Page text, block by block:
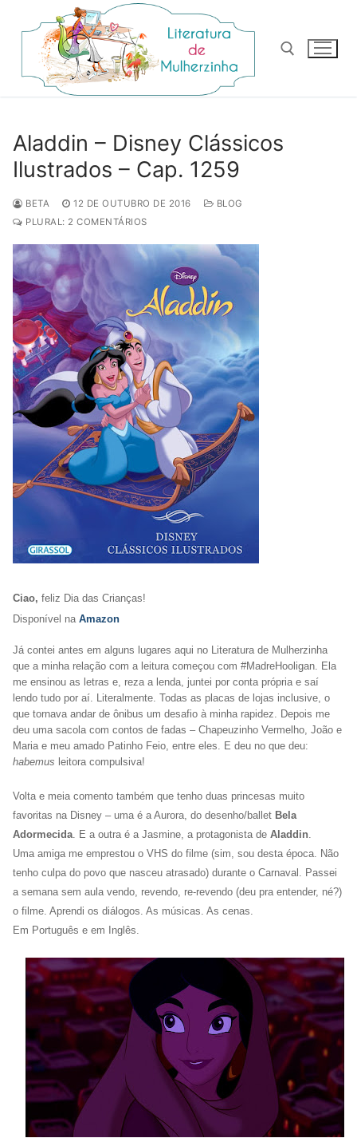
para
conteúdo
Aladdin – Disney Clássicos
Ilustrados – Cap. 1259
BETA 12 DE OUTUBRO DE 2016
BLOG
PLURAL: 2 COMENTÁRIOS
Ciao, feliz Dia das Crianças!
Disponível na Amazon
Já contei antes em alguns lugares aqui no Literatura de Mulherzinha
que a minha relação com a leitura começou com #MadreHooligan. Ela
me ensinou as letras e, reza a lenda, juntei por conta própria e saí
lendo tudo por aí. Literalmente. Todas as placas de lojas inclusive, o
que tornava andar de ônibus um desafio à minha rapidez. Depois me
deu uma sacola com contos de fadas – Chapeuzinho Vermelho, João e
Maria e meu amado Patinho Feio, entre eles. E deu no que deu:
habemus leitora compulsiva!
Volta e meia comento também que tenho duas princesas muito
favoritas na Disney – uma é a Aurora, do desenho/ballet Bela
Adormecida . E a outra é a Jasmine, a protagonista de Aladdin
Uma amiga me emprestou o VHS do filme (sim, sou desta época. Não
tenho culpa do povo que nasceu atrasado) durante o Carnaval. Passei
a semana sem aula vendo, revendo, re-revendo (deu pra entender, né?)
o filme. Aprendi os diálogos. As músicas. As cenas.
Em Português e em Inglês.